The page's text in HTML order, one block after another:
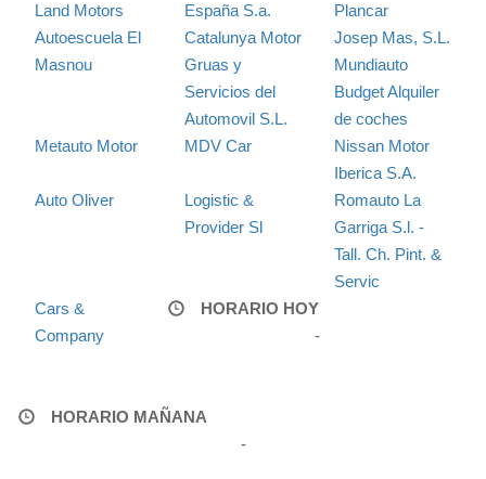
Land Motors
España S.a.
Plancar
Autoescuela El
Masnou
Catalunya Motor
Josep Mas, S.L.
Gruas y
Servicios del
Automovil S.L.
Mundiauto
Budget Alquiler
de coches
Metauto Motor
MDV Car
Nissan Motor
Iberica S.A.
Auto Oliver
Logistic &
Provider Sl
Romauto La
Garriga S.l. -
Tall. Ch. Pint. &
Servic
Cars &
Company
HORARIO HOY
-
HORARIO MAÑANA
-